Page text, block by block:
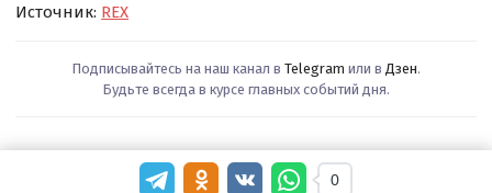
Источник: REX
Подписывайтесь на наш канал в Telegram или в Дзен.
Будьте всегда в курсе главных событий дня.
0